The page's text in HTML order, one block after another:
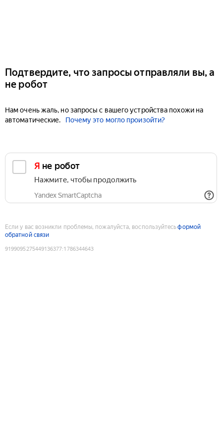
Подтвердите, что запросы отправляли вы, а
не робот
Нам очень жаль, но запросы с вашего устройства похожи на
автоматические.
Почему это могло произойти?
Я не робот
Нажмите, чтобы продолжить
Yandex SmartCaptcha
Если у вас возникли проблемы, пожалуйста, воспользуйтесьформой
обратной связи
9199095275449136377:1786344643